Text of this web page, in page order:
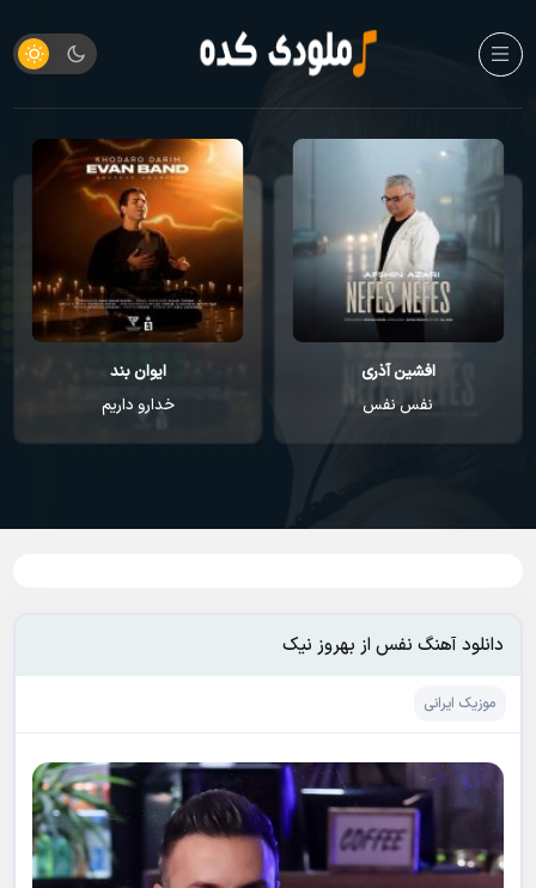
ایوان بند
خدارو داریم
راغب
عطر تو
دانلود آهنگ نفس از بهروز نیک
موزیک ایرانی